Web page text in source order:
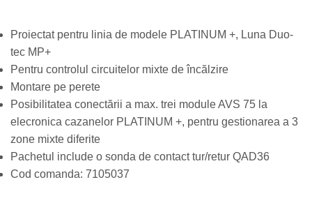
Proiectat pentru linia de modele PLATINUM +, Luna Duo-
tec MP+
Pentru controlul circuitelor mixte de încălzire
Montare pe perete
Posibilitatea conectării a max. trei module AVS 75 la
elecronica cazanelor PLATINUM +, pentru gestionarea a 3
zone mixte diferite
Pachetul include o sonda de contact tur/retur QAD36
Cod comanda: 7105037